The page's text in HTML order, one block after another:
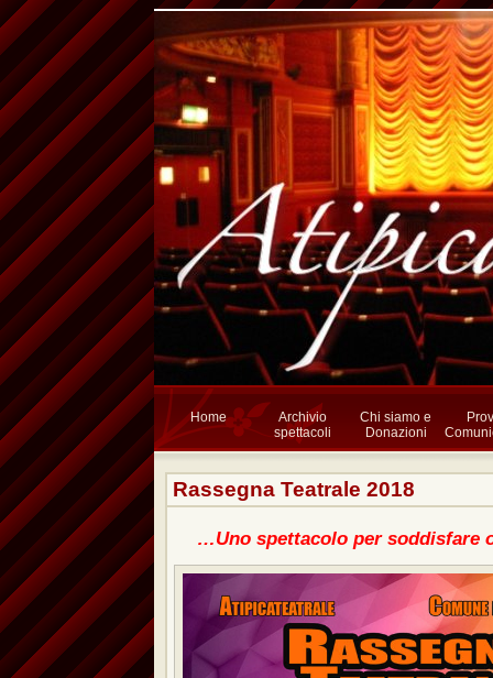
Home
Archivio
spettacoli
Chi siamo e
Donazioni
Rassegna Teatrale 2018
…Uno spettacolo per soddisfare